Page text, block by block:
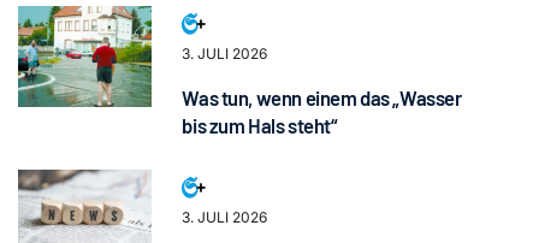
3. JULI 2026
Was tun, wenn einem das „Wasser
bis zum Hals steht“
3. JULI 2026